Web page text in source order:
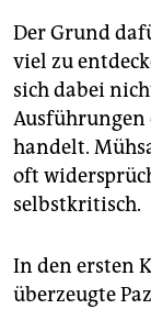
Der Grund
viel zu
sich dabei
Ausführungen
handelt.
oft
selbstkritisch.
In den ersten
überzeugte